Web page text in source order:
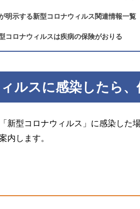
明示する新型コロナウィルス関連情報一覧
コロナウィルスは疾病の保険がおりる
ルスに感染したら、
新型コロナウィルス」に感染した
内します。